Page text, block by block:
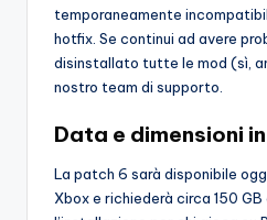
temporaneamente
hotfix. Se continui ad avere
disinstallato tutte le mod (sì,
nostro team di supporto.
Data e dimensioni
La patch 6 sarà disponibile
Xbox e richiederà circa 150